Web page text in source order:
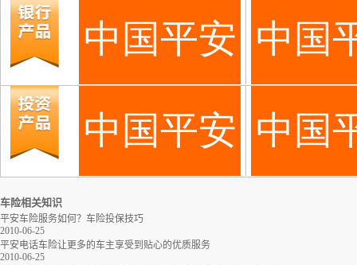
车险相关知识
平安车险服务如何？车险投保技巧
2010-06-25
平安电话车险让更多的车主享受到贴心的优质服务
2010-06-25